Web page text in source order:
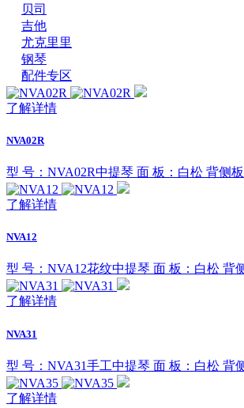
贝司
吉他
尤克里里
钢琴
配件专区
了解详情
NVA02R
型 号：NVA02R中提琴 面 板：白松 背侧
了解详情
NVA12
型 号：NVA12花纹中提琴 面 板：白松 背
了解详情
NVA31
型 号：NVA31手工中提琴 面 板：白松 背
了解详情